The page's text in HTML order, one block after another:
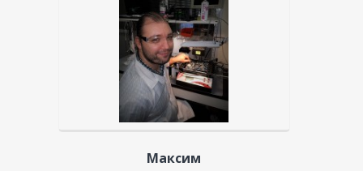
Максим